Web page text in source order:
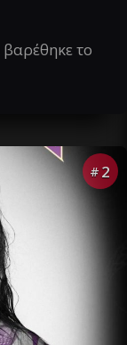
το
# 2